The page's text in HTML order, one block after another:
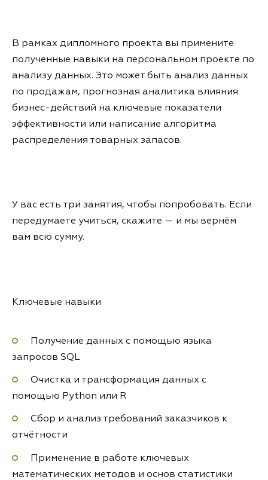
В рамках дипломного проекта вы примените
полученные навыки на персональном проекте по
анализу данных. Это может быть анализ данных
по продажам, прогнозная аналитика влияния
бизнес-действий на ключевые показатели
эффективности или написание алгоритма
распределения товарных запасов.
У вас есть три занятия, чтобы попробовать. Если
передумаете учиться, скажите — и мы вернём
вам всю сумму.
Ключевые навыки
Получение данных с помощью языка
запросов SQL
Очистка и трансформация данных с
помощью Python или R
Сбор и анализ требований заказчиков к
отчётности
Применение в работе ключевых
математических методов и основ статистики